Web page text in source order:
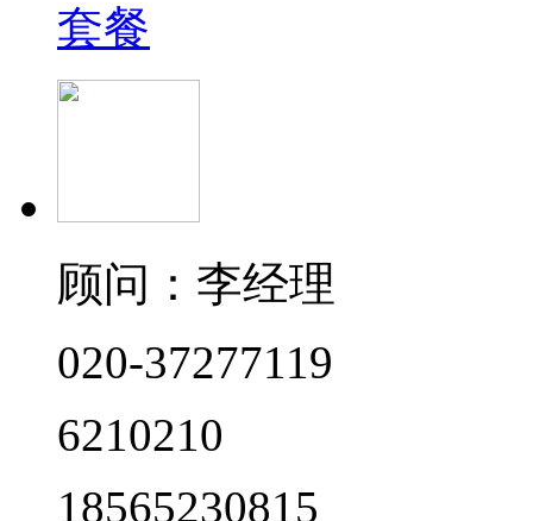
套餐
顾问：李经理
020-37277119
6210210
18565230815